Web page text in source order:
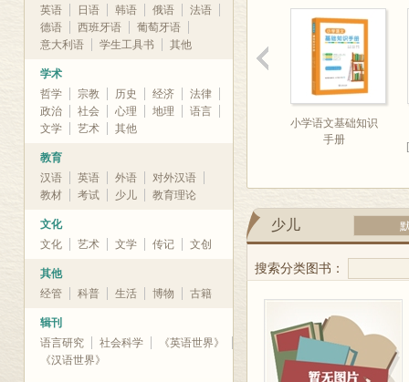
英语
日语 韩语 俄语
法语
德语
西班牙语
葡萄牙语
意大利语
学生工具书 其他
学术
哲学
宗教 历史 经济
法律
政治
社会 心理 地理
语言
文学
艺术 其他
教育
汉语
英语 外语
对外汉语
教材
考试 少儿 教育理论
文化
文化
艺术 文学 传记 文创
其他
经管
科普 生活 博物 古籍
辑刊
语言研究
社会科学
《英语世界》
《汉语世界》
小学语文基础知识
手册
少儿
搜索分类图书：